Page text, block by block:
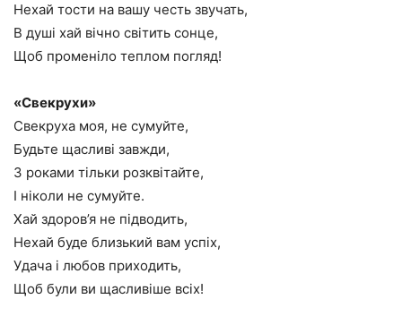
Нехай тости на вашу честь звучать,
В душі хай вічно світить сонце,
Щоб променіло теплом погляд!
«Свекрухи»
Свекруха моя, не сумуйте,
Будьте щасливі завжди,
З роками тільки розквітайте,
І ніколи не сумуйте.
Хай здоров’я не підводить,
Нехай буде близький вам успіх,
Удача і любов приходить,
Щоб були ви щасливіше всіх!